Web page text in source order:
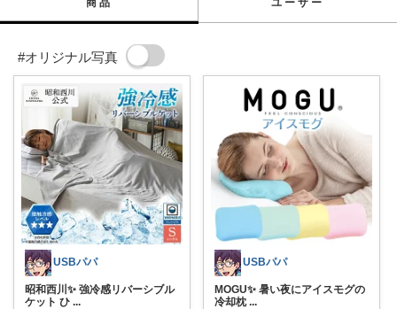
#オリジナル写真
USBパパ
昭和西川✨ 強冷感リバーシブル
ケット ひ ...
USBパパ
MOGU✨ 暑い夜にアイスモグの
冷却枕...